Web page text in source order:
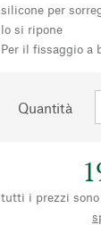
silicone per
lo si ripone
Per il fissaggio a
Quantità
tutti i prezzi